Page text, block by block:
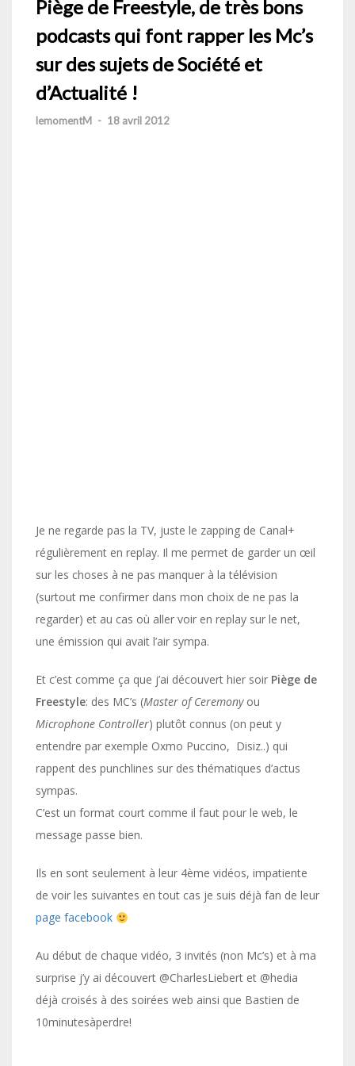
Piège de Freestyle, de très bons
podcasts qui font rapper les Mc’s
sur des sujets de Société et
d’Actualité !
lemomentM - 18 avril 2012
Je ne regarde pas la TV, juste le zapping de Canal+
régulièrement en replay. Il me permet de garder un œil
sur les choses à ne pas manquer à la télévision
(surtout me confirmer dans mon choix de ne pas la
regarder) et au cas où aller voir en replay sur le net,
une émission qui avait l’air sympa.
Et c’est comme ça que j’ai découvert hier soir Piège de
Freestyle: des MC’s (Master of Ceremonyou
Microphone Controller) plutôt connus (on peut y
entendre par exemple Oxmo Puccino, Disiz..) qui
rappent des punchlines sur des thématiques d’actus
sympas.
C’est un format court comme il faut pour le web, le
message passe bien.
Ils en sont seulement à leur 4ème vidéos, impatiente
de voir les suivantes en tout cas je suis déjà fan de leur
page facebook
Au début de chaque vidéo, 3 invités (non Mc’s) et à ma
surprise j’y ai découvert @CharlesLiebert et @hedia
déjà croisés à des soirées web ainsi que Bastien de
10minutesàperdre!